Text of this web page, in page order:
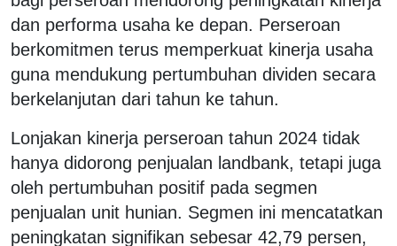
dan performa usaha ke depan. Perseroan
berkomitmen terus memperkuat kinerja usaha
guna mendukung pertumbuhan dividen secara
berkelanjutan dari tahun ke tahun.
Lonjakan kinerja perseroan tahun 2024 tidak
hanya didorong penjualan landbank, tetapi juga
oleh pertumbuhan positif pada segmen
penjualan unit hunian. Segmen ini mencatatkan
peningkatan signifikan sebesar 42,79 persen,